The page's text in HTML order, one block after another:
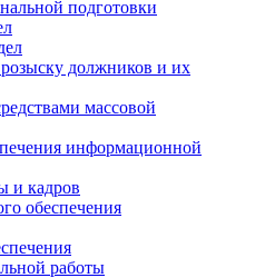
подготовки
должников и их
массовой
информационной
и кадров
обеспечения
работы